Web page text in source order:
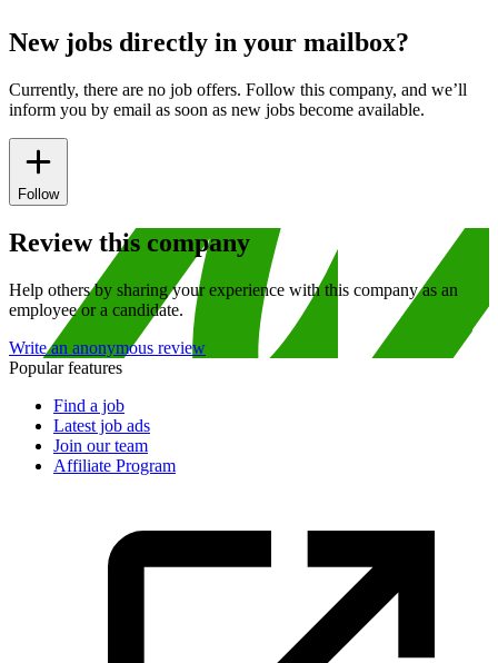
New jobs directly in your mailbox?
Currently, there are no job offers. Follow this company, and we’ll
inform you by email as soon as new jobs become available.
Follow
Review this company
Help others by sharing your experience with this company as an
employee or a candidate.
Write an anonymous review
Popular features
Find a job
Latest job ads
Join our team
Affiliate Program